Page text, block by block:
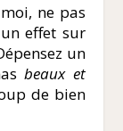
ne pas
effet sur
un
beaux et
de bien